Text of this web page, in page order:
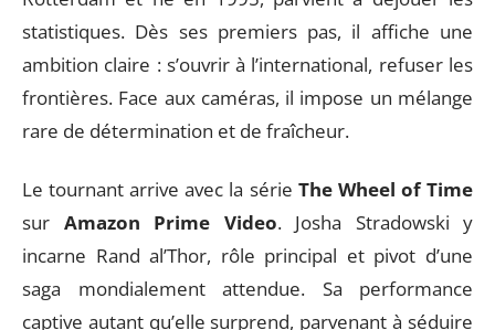
statistiques. Dès ses premiers pas, il affiche une
ambition claire : s’ouvrir à l’international, refuser les
frontières. Face aux caméras, il impose un mélange
rare de détermination et de fraîcheur.
Le tournant arrive avec la série The Wheel of Time
sur Amazon Prime Video. Josha Stradowski y
incarne Rand al’Thor, rôle principal et pivot d’une
saga mondialement attendue. Sa performance
captive autant qu’elle surprend, parvenant à séduire